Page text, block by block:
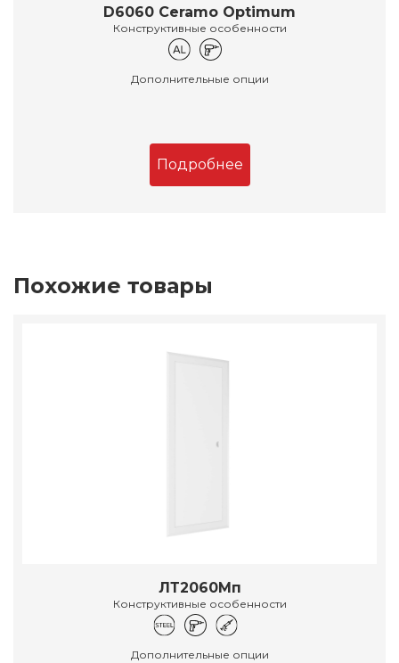
D6060 Ceramo Optimum
Конструктивные особенности
Дополнительные опции
Подробнее
Похожие товары
ЛТ2060Мп
Конструктивные особенности
Дополнительные опции